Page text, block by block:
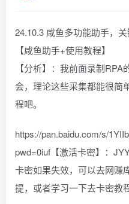
24.10.3 咸鱼多功能助手，
【咸鱼助手+使用教程】
【分析】：我前面录制
会，理论这些采集都能很简
程吧。
https://pan.baidu.com/s/
pwd=0iuf【激活卡密】：
卡密如果失效，可以去网赚
提，或者学习一下去卡密教